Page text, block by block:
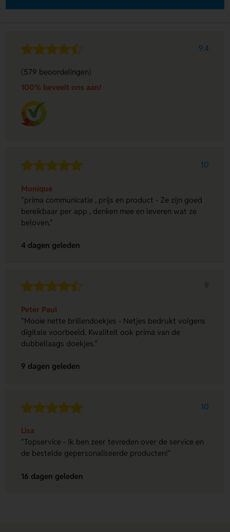
9.4
(579 beoordelingen)
100% beveelt ons aan!
10
Monique
"prima communicatie , prijs en product - Ze zijn goed
bereikbaar per app , denken mee en leveren wat ze
beloven."
4 dagen geleden
9
Peter Paul
"Mooie nette brillendoekjes - Netjes bedrukt volgens
digitale voorbeeld. Kwaliteit ook prima van de
dubbellaags doekjes."
9 dagen geleden
10
Lisa
"Topservice - Ik ben zeer tevreden over de service en
de bestelde gepersonaliseerde producten!"
16 dagen geleden